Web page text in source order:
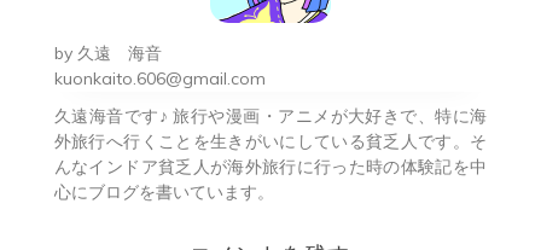
シ
ョ
ン
by 久遠 海音
kuonkaito.606@gmail.com
久遠海音です♪ 旅行や漫画・アニメが大好きで、特に海
外旅行へ行くことを生きがいにしている貧乏人です。そ
んなインドア貧乏人が海外旅行に行った時の体験記を中
心にブログを書いています。